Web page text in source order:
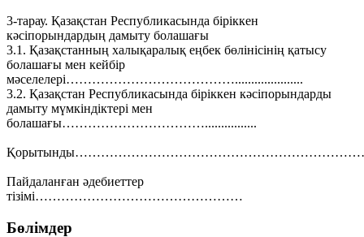
3-тарау. Қазақстан Республикасында біріккен
кәсіпорындардың дамыту болашағы
3.1. Қазақстанның халықаралық еңбек бөлінісінің қатысу
болашағы мен кейбір
мәселелері………………………………….....................
3.2. Қазақстан Республикасында біріккен кәсіпорындарды
дамыту мүмкіндіктері мен
болашағы……………………………................
Пайдаланған әдебиеттер
тізімі…………………………………………
Бөлімдер